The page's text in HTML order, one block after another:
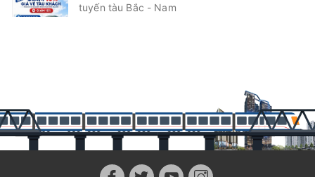
tuyến tàu Bắc - Nam